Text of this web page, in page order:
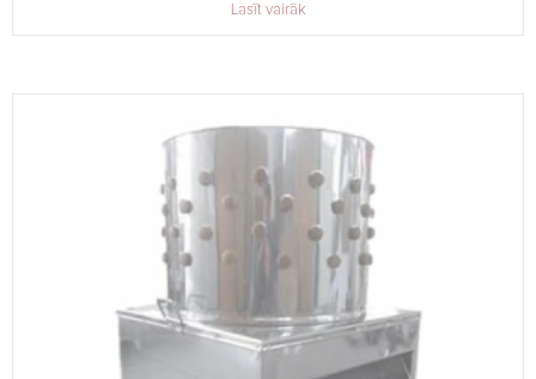
Lasīt vairāk